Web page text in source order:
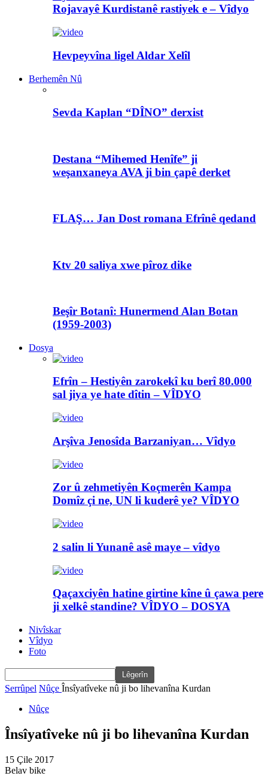
Rojavayê Kurdistanê rastiyek e – Vîdyo
Hevpeyvîna ligel Aldar Xelîl
Berhemên Nû
Sevda Kaplan “DÎNO” derxist
Destana “Mihemed Henîfe” ji
weşanxaneya AVA ji bin çapê derket
FLAŞ… Jan Dost romana Efrînê qedand
Ktv 20 saliya xwe pîroz dike
Beşîr Botanî: Hunermend Alan Botan
(1959-2003)
Dosya
Efrîn – Hestiyên zarokekî ku berî 80.000
sal jiya ye hate dîtin – VÎDYO
Arşîva Jenosîda Barzaniyan… Vîdyo
Zor û zehmetiyên Koçmerên Kampa
Domîz çi ne, UN li kuderê ye? VÎDYO
2 salin li Yunanê asê maye – vîdyo
Qaçaxciyên hatine girtine kîne û çawa pere
ji xelkê standine? VÎDYO – DOSYA
Nivîskar
Vîdyo
Foto
Serrûpel Nûçe Însîyatîveke nû ji bo lihevanîna Kurdan
Nûçe
Însîyatîveke nû ji bo lihevanîna Kurdan
15 Çile 2017
Belav bike